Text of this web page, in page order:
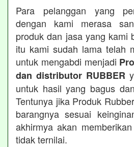
Para pelanggan yang
dengan kami merasa
produk dan jasa yang kami
itu kami sudah lama telah
untuk mengabdi menjadi
dan distributor RUBBER
untuk hasil yang bagus
Tentunya jika Produk
barangnya sesuai
akhirmya akan
tidak ternilai.